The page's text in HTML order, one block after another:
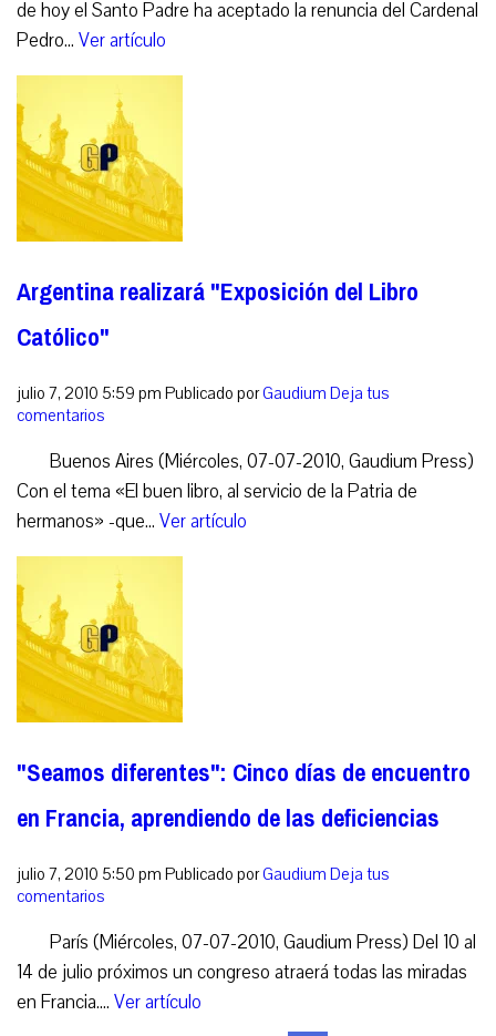
de hoy el Santo Padre ha aceptado la renuncia del Cardenal
Pedro... Ver artículo
Argentina realizará "Exposición del Libro
Católico"
julio 7, 2010 5:59 pm Publicado porGaudium Deja tus
comentarios
Buenos Aires (Miércoles, 07-07-2010, Gaudium Press)
Con el tema «El buen libro, al servicio de la Patria de
hermanos» -que... Ver artículo
"Seamos diferentes": Cinco días de encuentro
en Francia, aprendiendo de las deficiencias
julio 7, 2010 5:50 pm Publicado porGaudium Deja tus
comentarios
París (Miércoles, 07-07-2010, Gaudium Press) Del 10 al
14 de julio próximos un congreso atraerá todas las miradas
en Francia.... Ver artículo